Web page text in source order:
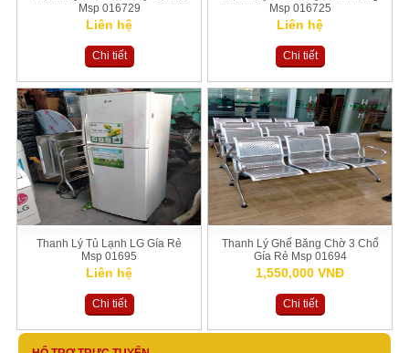
Msp 016729
Liên hệ
Chi tiết
Msp 016725
Liên hệ
Chi tiết
Thanh Lý Tủ Lạnh LG Gía Rẻ
Msp 01695
Liên hệ
Chi tiết
Thanh Lý Ghế Băng Chờ 3 Chổ
Gía Rẻ Msp 01694
1,550,000 VNĐ
Chi tiết